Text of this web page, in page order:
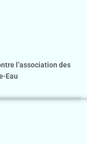
l’association des
Eau